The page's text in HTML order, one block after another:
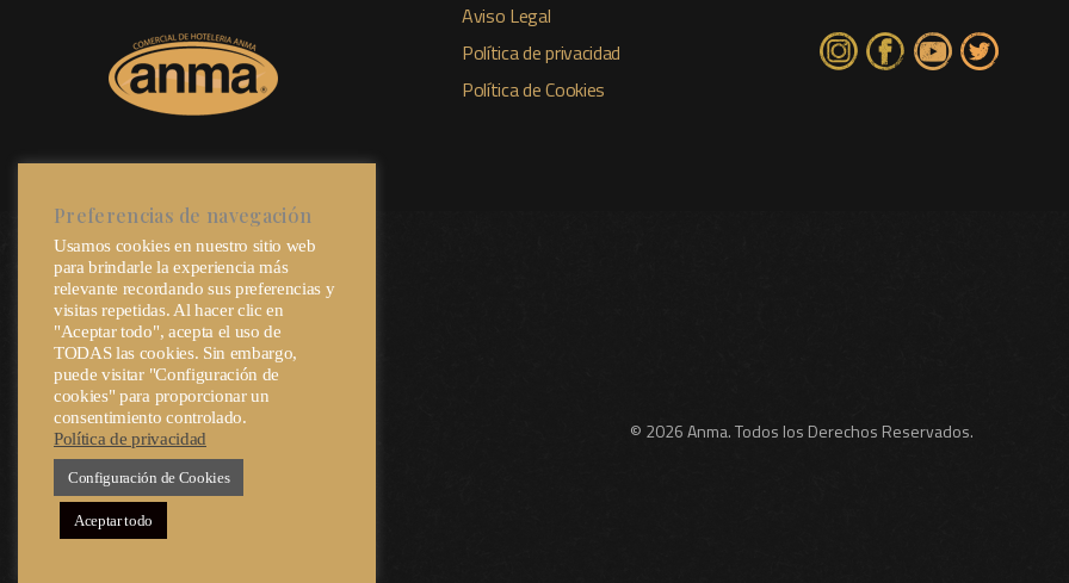
Aviso Legal
Política de privacidad
Política de Cookies
© 2026 Anma. Todos los Derechos Reservados.
Preferencias de navegación
Usamos cookies en nuestro sitio web
para brindarle la experiencia más
relevante recordando sus preferencias y
visitas repetidas. Al hacer clic en
"Aceptar todo", acepta el uso de
TODAS las cookies. Sin embargo,
puede visitar "Configuración de
cookies" para proporcionar un
consentimiento controlado.
Política de privacidad
Configuración de Cookies
Aceptar todo